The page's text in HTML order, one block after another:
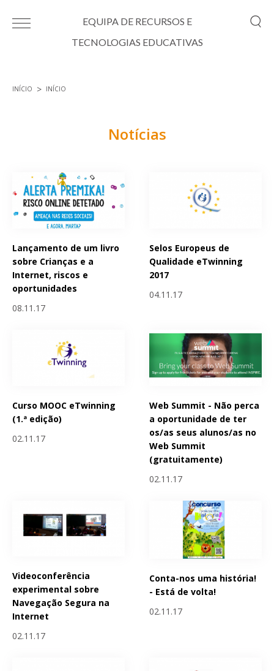
EQUIPA DE RECURSOS E
TECNOLOGIAS EDUCATIVAS
INÍCIO INÍCIO
Notícias
Lançamento de um livro
sobre Crianças e a
Internet, riscos e
oportunidades
08.11.17
Selos Europeus de
Qualidade eTwinning
2017
04.11.17
Curso MOOC eTwinning
(1.ª edição)
02.11.17
Web Summit - Não perca
a oportunidade de ter
os/as seus alunos/as no
Web Summit
(gratuitamente)
02.11.17
Videoconferência
experimental sobre
Navegação Segura na
Internet
02.11.17
Conta-nos uma história!
- Está de volta!
02.11.17
Páginas